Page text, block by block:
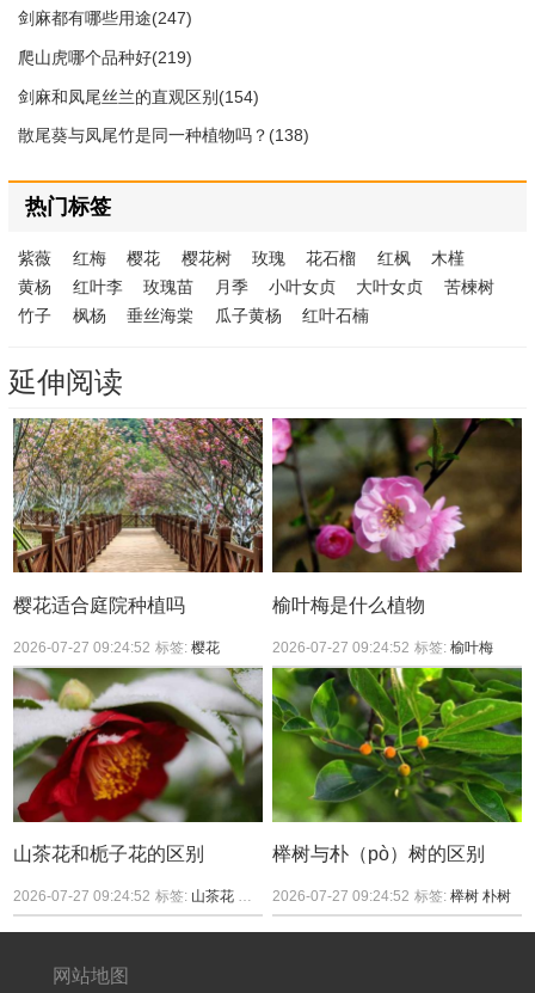
剑麻都有哪些用途(247)
爬山虎哪个品种好(219)
剑麻和凤尾丝兰的直观区别(154)
散尾葵与凤尾竹是同一种植物吗？(138)
热门标签
紫薇 红梅 樱花 樱花树 玫瑰 花石榴 红枫
木槿
黄杨
红叶李 玫瑰苗 月季 小叶女贞 大叶女贞
苦楝树
竹子
枫杨 垂丝海棠 瓜子黄杨 红叶石楠
延伸阅读
樱花适合庭院种植吗
2026-07-27 09:24:52 标签:樱花
榆叶梅是什么植物
2026-07-27 09:24:52 标签:榆叶梅
山茶花和栀子花的区别
2026-07-27 09:24:52 标签: 山茶花 栀子花
榉树与朴（pò）树的区别
2026-07-27 09:24:52 标签:榉树 朴树
网站地图